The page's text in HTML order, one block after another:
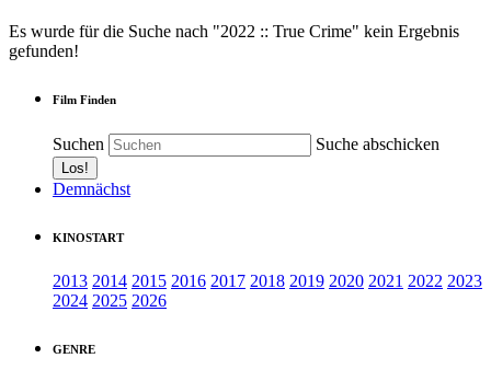
Es wurde für die Suche nach "2022 :: True Crime" kein Ergebnis
gefunden!
Film Finden
Suchen Suche abschicken
Demnächst
KINOSTART
2013 2014 2015 2016 2017 2018 2019 2020 2021 2022 2023
2024 2025 2026
GENRE